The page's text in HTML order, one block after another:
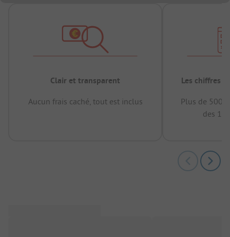
Clair et transparent
Aucun frais caché, tout est inclus
Les chiffres
Plus de
des 12